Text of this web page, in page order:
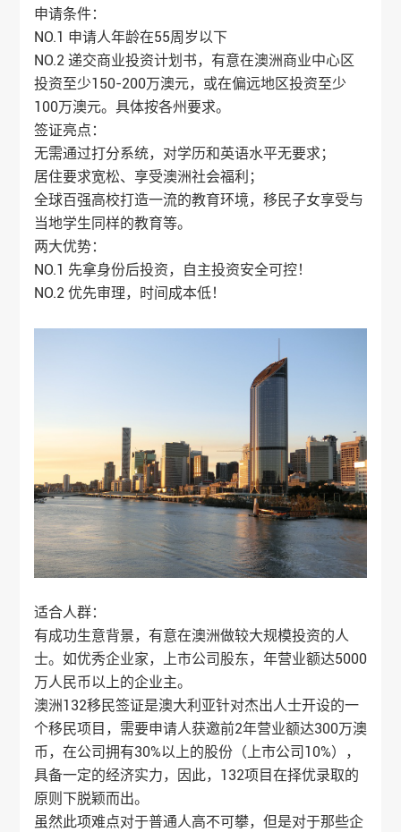
申请条件：
NO.1 申请人年龄在55周岁以下
NO.2 递交商业投资计划书，有意在澳洲商业中心区
投资至少150-200万澳元，或在偏远地区投资至少
100万澳元。具体按各州要求。
签证亮点：
无需通过打分系统，对学历和英语水平无要求；
居住要求宽松、享受澳洲社会福利；
全球百强高校打造一流的教育环境，移民子女享受与
当地学生同样的教育等。
两大优势：
NO.1 先拿身份后投资，自主投资安全可控！
NO.2 优先审理，时间成本低！
适合人群：
有成功生意背景，有意在澳洲做较大规模投资的人
士。如优秀企业家，上市公司股东，年营业额达5000
万人民币以上的企业主。
澳洲132移民签证是澳大利亚针对杰出人士开设的一
个移民项目，需要申请人获邀前2年营业额达300万澳
币，在公司拥有30%以上的股份（上市公司10%），
具备一定的经济实力，因此，132项目在择优录取的
原则下脱颖而出。
虽然此项难点对于普通人高不可攀，但是对于那些企